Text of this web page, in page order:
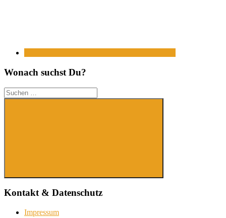
Wonach suchst Du?
Suchen
nach:
Suchen
Kontakt & Datenschutz
Impressum